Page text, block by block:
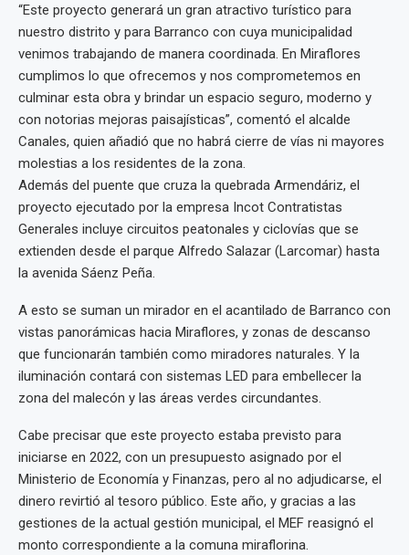
“Este proyecto generará un gran atractivo turístico para
nuestro distrito y para Barranco con cuya municipalidad
venimos trabajando de manera coordinada. En Miraflores
cumplimos lo que ofrecemos y nos comprometemos en
culminar esta obra y brindar un espacio seguro, moderno y
con notorias mejoras paisajísticas”, comentó el alcalde
Canales, quien añadió que no habrá cierre de vías ni mayores
molestias a los residentes de la zona.
Además del puente que cruza la quebrada Armendáriz, el
proyecto ejecutado por la empresa Incot Contratistas
Generales incluye circuitos peatonales y ciclovías que se
extienden desde el parque Alfredo Salazar (Larcomar) hasta
la avenida Sáenz Peña.
A esto se suman un mirador en el acantilado de Barranco con
vistas panorámicas hacia Miraflores, y zonas de descanso
que funcionarán también como miradores naturales. Y la
iluminación contará con sistemas LED para embellecer la
zona del malecón y las áreas verdes circundantes.
Cabe precisar que este proyecto estaba previsto para
iniciarse en 2022, con un presupuesto asignado por el
Ministerio de Economía y Finanzas, pero al no adjudicarse, el
dinero revirtió al tesoro público. Este año, y gracias a las
gestiones de la actual gestión municipal, el MEF reasignó el
monto correspondiente a la comuna miraflorina.